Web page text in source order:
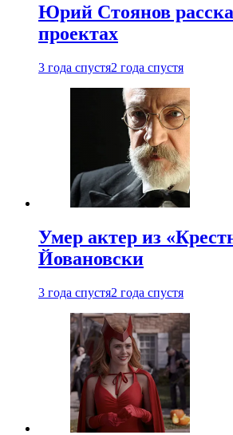
Юрий Стоянов
проектах
3 года спустя2 года спустя
Умер актер из
Йовановски
3 года спустя2 года спустя